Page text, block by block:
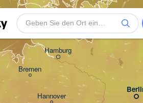
Hamburg
Bremen
Hannover